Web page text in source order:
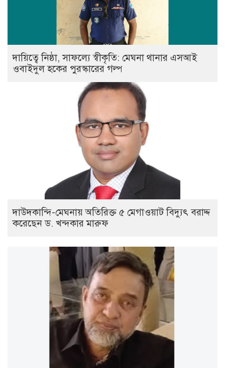
দায়িত্বে নিষ্ঠা, সাফল্যে স্বীকৃতি: মেঘনা থানার এসআই
ওবাইদুল হকের পুরস্কারের গল্প
দাউদকান্দি-মেঘনায় অতিরিক্ত ৫ মেগাওয়াট বিদ্যুৎ বরাদ্দ
করেছেন ড. খন্দকার মারুফ